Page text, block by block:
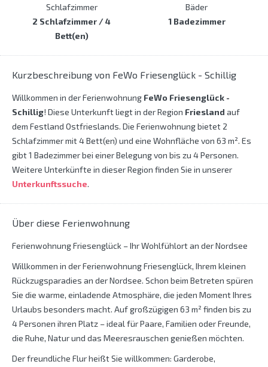
Schlafzimmer
2 Schlafzimmer / 4
Bett(en)
Bäder
1 Badezimmer
Kurzbeschreibung von FeWo Friesenglück - Schillig
Willkommen in der Ferienwohnung FeWo Friesenglück -
Schillig! Diese Unterkunft liegt in der Region Friesland auf
dem Festland Ostfrieslands. Die Ferienwohnung bietet 2
Schlafzimmer mit 4 Bett(en) und eine Wohnfläche von 63 m². Es
gibt 1 Badezimmer bei einer Belegung von bis zu 4 Personen.
Weitere Unterkünfte in dieser Region finden Sie in unserer
Unterkunftssuche.
Über diese Ferienwohnung
Ferienwohnung Friesenglück – Ihr Wohlfühlort an der Nordsee
Willkommen in der Ferienwohnung Friesenglück, Ihrem kleinen
Rückzugsparadies an der Nordsee. Schon beim Betreten spüren
Sie die warme, einladende Atmosphäre, die jeden Moment Ihres
Urlaubs besonders macht. Auf großzügigen 63 m² finden bis zu
4 Personen ihren Platz – ideal für Paare, Familien oder Freunde,
die Ruhe, Natur und das Meeresrauschen genießen möchten.
Der freundliche Flur heißt Sie willkommen: Garderobe,